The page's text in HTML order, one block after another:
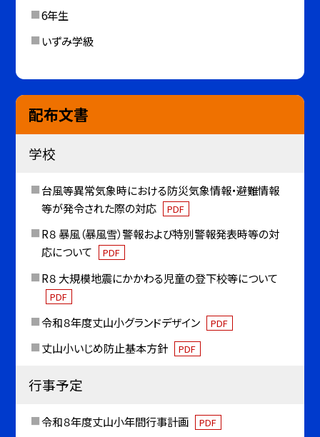
6年生
いずみ学級
配布文書
学校
台風等異常気象時における防災気象情報・避難情報
等が発令された際の対応
PDF
R８ 暴風（暴風雪）警報および特別警報発表時等の対
応について
PDF
R８ 大規模地震にかかわる児童の登下校等について
PDF
令和８年度丈山小グランドデザイン PDF
丈山小いじめ防止基本方針 PDF
行事予定
令和８年度丈山小年間行事計画 PDF